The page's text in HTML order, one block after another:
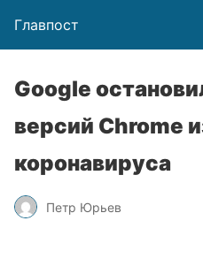
Главпост
Google
версий Chrome
коронавируса
Петр Юрьев